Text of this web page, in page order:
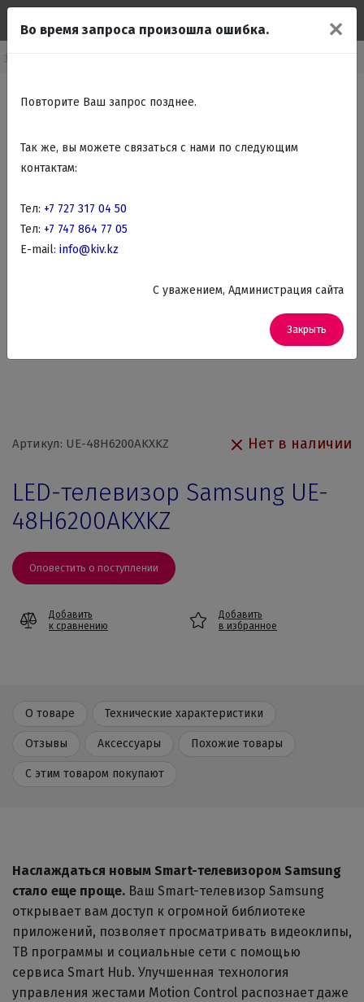
Артикул: UE-48H6200AKXKZ Нет в наличии
LED-телевизор Samsung UE-
48H6200AKXKZ
Оповестить о поступлении
Добавить
к сравнению
Добавить
в избранное
О товаре Технические характеристики
Отзывы Аксессуары Похожие товары
С этим товаром покупают
Наслаждаться новым Smart-телевизором Samsung
стало еще проще. Ваш Smart-телевизор Samsung
открывает вам доступ к огромной библиотеке
приложений, позволяет просматривать видеоклипы,
TВ программы и социальные сети с помощью
сервиса Smart Hub. Улучшенная технология
управления жестами Motion Control распознает даже
✕
Во время запроса произошла ошибка.
Повторите Ваш запрос позднее.
Так же, вы можете связаться с нами по следующим
контактам:
Тел: +7 727 317 04 50
Тел: +7 747 864 77 05
E-mail: info@kiv.kz
C уважением, Администрация сайта
Закрыть